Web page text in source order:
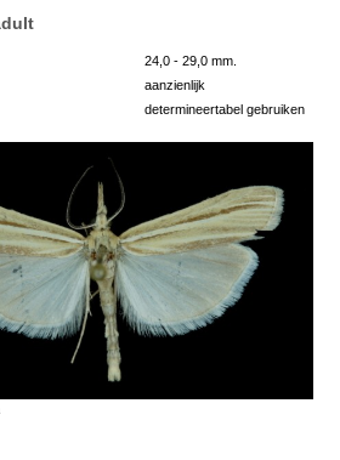
24,0 - 29,0 mm.
aanzienlijk
determineertabel gebruiken